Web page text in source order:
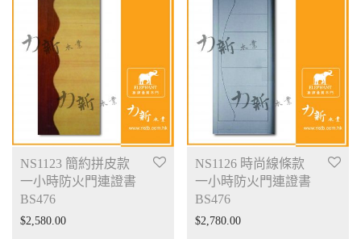
NS1123 簡約拼皮款
一小時防火門連證書
BS476
$2,580.00
NS1126 時尚線條款
一小時防火門連證書
BS476
$2,780.00